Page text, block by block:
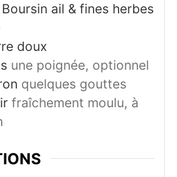
Boursin ail & fines herbes
doux
une poignée, optionnel
quelques gouttes
fraîchement moulu, à